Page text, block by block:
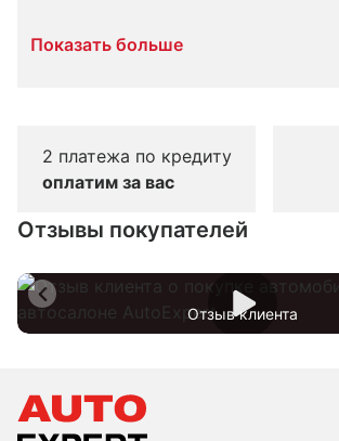
Показать больше
2 платежа по кредиту
оплатим за вас
Отзывы покупателей
Отзыв клиента